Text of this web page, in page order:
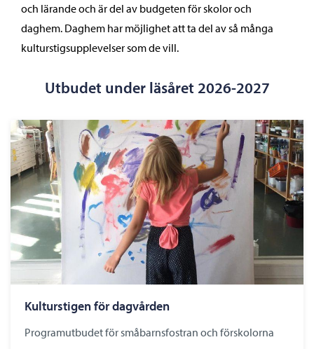
och lärande och är del av budgeten för skolor och
daghem. Daghem har möjlighet att ta del av så många
kulturstigsupplevelser som de vill.
Utbudet under läsåret 2026-2027
Kulturstigen för dagvården
Programutbudet för småbarnsfostran och förskolorna